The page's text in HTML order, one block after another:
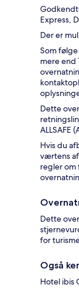
Express,
Der er
Som
mere end
Dette
ALLSAFE
Hvis du
værtens
regler
Dette
for
Også
Hotel ibis